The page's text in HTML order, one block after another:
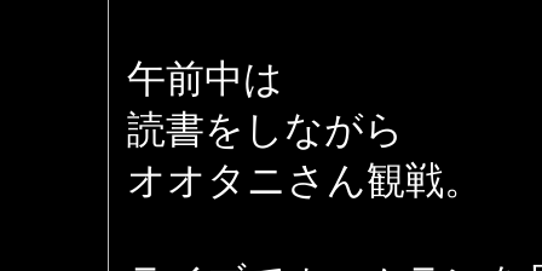
午前中は
読書をしながら
オオタニさん観戦。